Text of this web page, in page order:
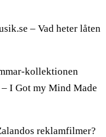
– Vad heter låten
kollektionen
I Got my Mind Made
reklamfilmer?